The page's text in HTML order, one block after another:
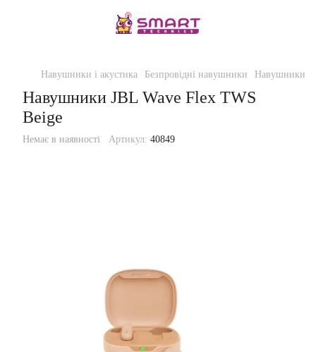
Навушники і акустика Безпровідні навушники Навушники
Навушники JBL Wave Flex TWS
Beige
Немає в наявності Артикул: 40849